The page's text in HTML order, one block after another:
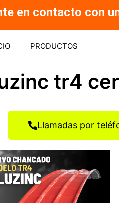
en contacto con
PRODUCTOS
tr4
Llamadas por